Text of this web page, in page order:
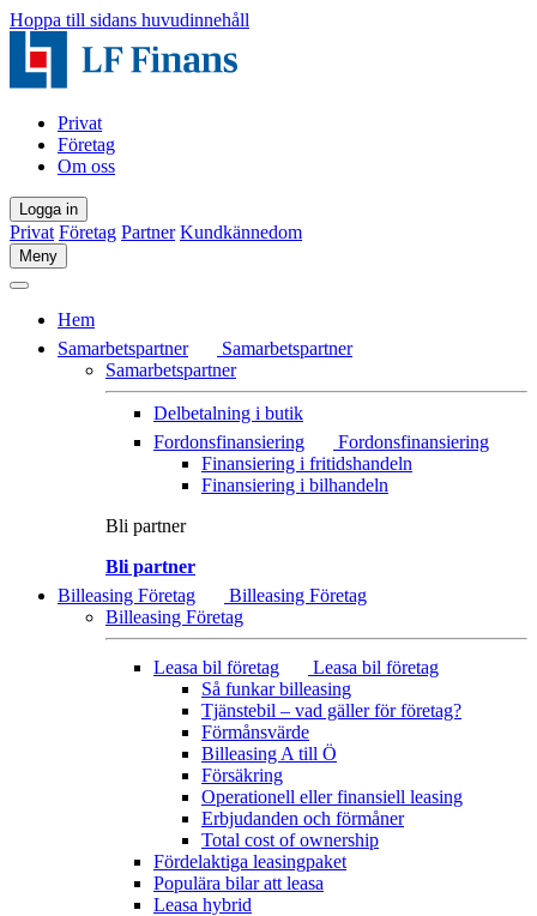
Hoppa till sidans huvudinnehåll
Privat
Företag
Om oss
Logga in
Privat Företag Partner Kundkännedom
Meny
Hem
Samarbetspartner
Samarbetspartner
Samarbetspartner
Delbetalning i butik
Fordonsfinansiering
Fordonsfinansiering
Finansiering i fritidshandeln
Finansiering i bilhandeln
Bli partner
Bli partner
Billeasing Företag
Billeasing Företag
Billeasing Företag
Leasa bil företag
Leasa bil företag
Så funkar billeasing
Tjänstebil – vad gäller för företag?
Förmånsvärde
Billeasing A till Ö
Försäkring
Operationell eller finansiell leasing
Erbjudanden och förmåner
Total cost of ownership
Fördelaktiga leasingpaket
Populära bilar att leasa
Leasa hybrid